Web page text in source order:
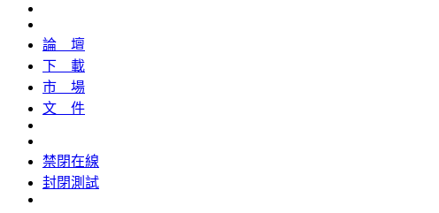
論 壇
下 載
市 場
文 件
禁閉在線
封閉測試